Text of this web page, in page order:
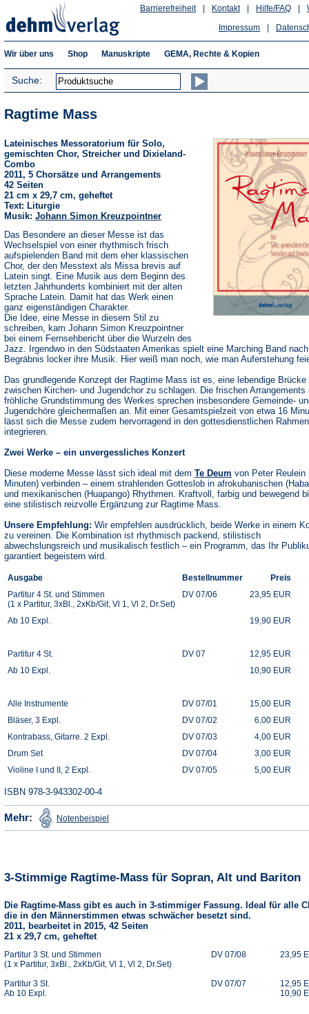
Hilfe/FAQ
Kontakt
Barrierefreiheit
Impressum
Wir über uns Shop Manuskripte GEMA, Rechte & Kopien
Suche:
Ragtime Mass
Lateinisches Messoratorium für Solo,
gemischten Chor, Streicher und Dixieland-
Combo
2011, 5 Chorsätze und Arrangements
42 Seiten
21 cm x 29,7 cm, geheftet
Text: Liturgie
Musik: Johann Simon Kreuzpointner
Das Besondere an dieser Messe ist das
Wechselspiel von einer rhythmisch frisch
aufspielenden Band mit dem eher klassischen
Chor, der den Messtext als Missa brevis auf
Latein singt. Eine Musik aus dem Beginn des
letzten Jahrhunderts kombiniert mit der alten
Sprache Latein. Damit hat das Werk einen
ganz eigenständigen Charakter.
Die Idee, eine Messe in diesem Stil zu
schreiben, kam Johann Simon Kreuzpointner
bei einem Fernsehbericht über die Wurzeln des
Jazz. Irgendwo in den Südstaaten Amerikas spielt eine Marching Band
Begräbnis locker ihre Musik. Hier weiß man noch, wie man Auferstehung
Das grundlegende Konzept der Ragtime Mass ist es, eine lebendige Brücke
zwischen Kirchen- und Jugendchor zu schlagen. Die frischen Arrangements
fröhliche Grundstimmung des Werkes sprechen insbesondere Gemeinde-
Jugendchöre gleichermaßen an. Mit einer Gesamtspielzeit von etwa 16
lässt sich die Messe zudem hervorragend in den gottesdienstlichen Rahmen
integrieren.
Zwei Werke – ein unvergessliches Konzert
Diese moderne Messe lässt sich ideal mit dem Te Deum von Peter Reulein
Minuten) verbinden – einem strahlenden Gotteslob in afrokubanischen
und mexikanischen (Huapango) Rhythmen. Kraftvoll, farbig und bewegend
eine stilistisch reizvolle Ergänzung zur Ragtime Mass.
Unsere Empfehlung: Wir empfehlen ausdrücklich, beide Werke in einem
zu vereinen. Die Kombination ist rhythmisch packend, stilistisch
abwechslungsreich und musikalisch festlich – ein Programm, das Ihr
garantiert begeistern wird.
Ausgabe Bestellnummer
Preis
Partitur 4 St. und Stimmen
(1 x Partitur, 3xBl., 2xKb/Git, Vl 1, Vl 2, Dr.Set)
DV 07/06 23,95 EUR
Ab 10 Expl. 19,90 EUR
Partitur 4 St. DV 07
12,95 EUR
Ab 10 Expl.
10,90 EUR
Alle Instrumente DV 07/01
15,00 EUR
Bläser, 3 Expl.
DV 07/02
6,00 EUR
Kontrabass, Gitarre. 2 Expl.
DV 07/03
4,00 EUR
Drum Set
DV 07/04
3,00 EUR
Violine I und II, 2 Expl.
DV 07/05 5,00 EUR
ISBN 978-3-943302-00-4
Mehr: Notenbeispiel in
einem
3-Stimmige Ragtime-Mass für Sopran, Alt und Bariton
Die Ragtime-Mass gibt es auch in 3-stimmiger Fassung. Ideal für alle
die in den Männerstimmen etwas schwächer besetzt sind.
2011, bearbeitet in 2015, 42 Seiten
21 x 29,7 cm, geheftet
Partitur 3 St. und Stimmen
(1 x Partitur, 3xBl., 2xKb/Git, Vl 1, Vl 2, Dr.Set)
DV 07/08 23,95
Partitur 3 St. DV 07/07
12,95
Ab 10 Expl.
10,90